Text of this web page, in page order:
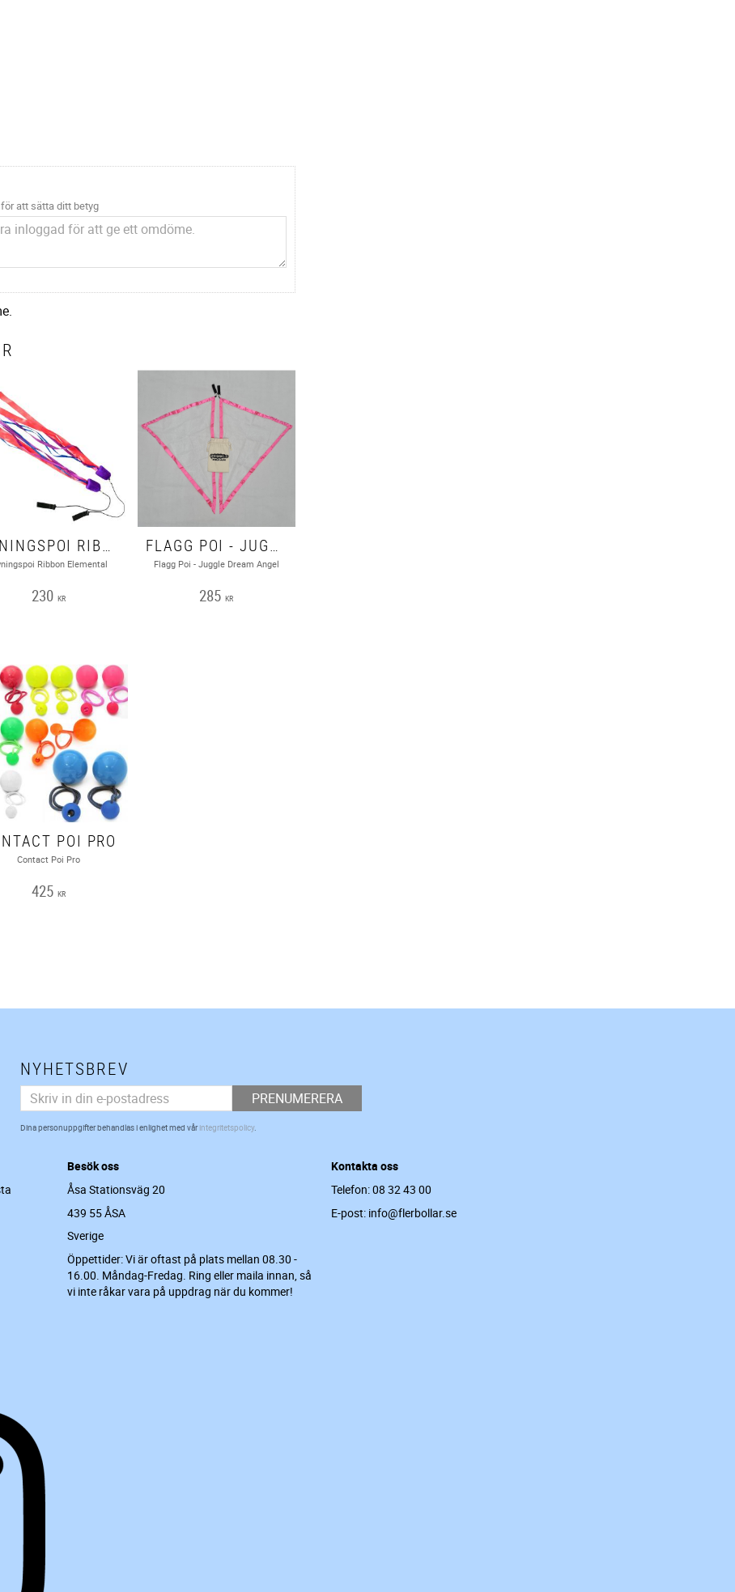
att sätta ditt betyg
ÖVNINGSPOI RIBBON ELEMENTAL - PYROPIXIES
Ribbon Elemental
230 KR
FLAGG POI - JUGGLE DREAM ANGEL
Flagg Poi - Juggle Dream Angel
285 KR
POI PRO
Contact Poi Pro
425 KR
NYHETSBREV
PRENUMERERA
Dina personuppgifter behandlas i enlighet med vårintegritetspolicy.
Besök oss
Åsa Stationsväg 20
439 55 ÅSA
Sverige
Öppettider: Vi är oftast på plats mellan 08.30 -
16.00. Måndag-Fredag. Ring eller maila innan, så
vi inte råkar vara på uppdrag när du kommer!
Kontakta oss
Telefon: 08 32 43 00
E-post: info@flerbollar.se